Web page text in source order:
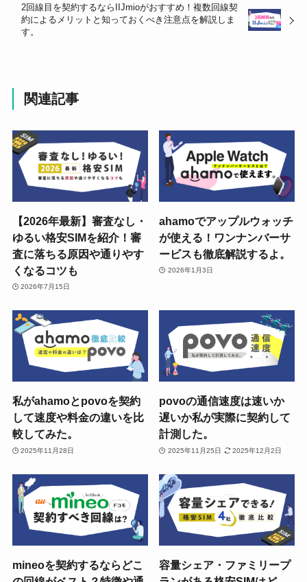
2回線目を契約するならIIJmioがおすすめ！複数回線契
約によるメリットと知っておくべき注意点を解説しま
す。
関連記事
【2026年最新】審査なし・
ゆるい格安SIMを紹介！審
査に落ちる原因や通りやす
くなるコツも
2026年7月15日
ahamoでアップルウォッチ
が使える！ワンナンバーサ
ービスも徹底解説するよ。
2026年1月3日
私がahamoとpovoを契約
して速度や料金の違いを比
較してみた。
2025年11月28日
povoの通信速度は速いか
遅いか私が実際に契約して
計測した。
2025年11月25日 2025年12月2日
mineoを契約するならどこ
容量シェア・ファミリープ